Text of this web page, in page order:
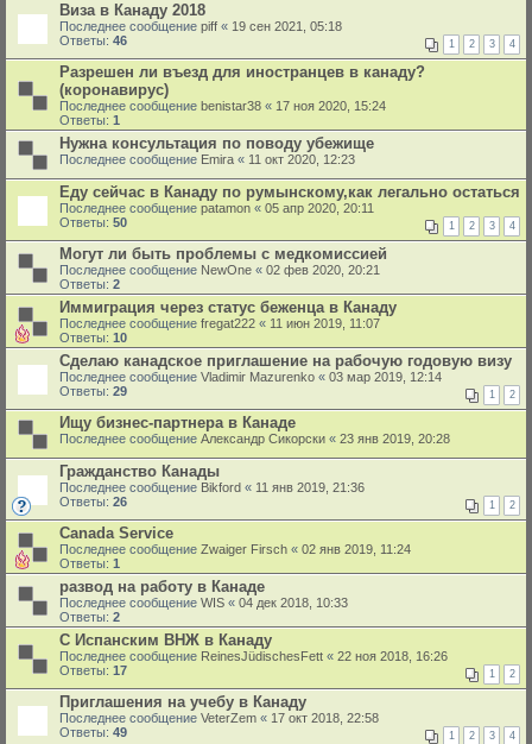
Виза в Канаду 2018
Последнее сообщение piff « 19 сен 2021, 05:18
Ответы: 46 1 2 3 4
Разрешен ли въезд для иностранцев в канаду?
(коронавирус)
Последнее сообщение benistar38 « 17 ноя 2020, 15:24
Ответы: 1
Нужна консультация по поводу убежище
Последнее сообщение Emira « 11 окт 2020, 12:23
Еду сейчас в Канаду по румынскому,как легально остаться
Последнее сообщение patamon « 05 апр 2020, 20:11
Ответы: 50 1 2 3 4
Могут ли быть проблемы с медкомиссией
Последнее сообщение NewOne « 02 фев 2020, 20:21
Ответы: 2
Иммиграция через статус беженца в Канаду
Последнее сообщение fregat222 « 11 июн 2019, 11:07
Ответы: 10
Сделаю канадское приглашение на рабочую годовую визу
Последнее сообщение Vladimir Mazurenko « 03 мар 2019, 12:14
Ответы: 29 1 2
Ищу бизнес-партнера в Канаде
Последнее сообщение Александр Сикорски « 23 янв 2019, 20:28
Гражданство Канады
Последнее сообщение Bikford « 11 янв 2019, 21:36
Ответы: 26 1 2
Canada Service
Последнее сообщение Zwaiger Firsch « 02 янв 2019, 11:24
Ответы: 1
развод на работу в Канаде
Последнее сообщение WIS « 04 дек 2018, 10:33
Ответы: 2
С Испанским ВНЖ в Канаду
Последнее сообщение ReinesJüdischesFett « 22 ноя 2018, 16:26
Ответы: 17 1 2
Приглашения на учебу в Канаду
Последнее сообщение VeterZem « 17 окт 2018, 22:58
Ответы: 49 1 2 3 4